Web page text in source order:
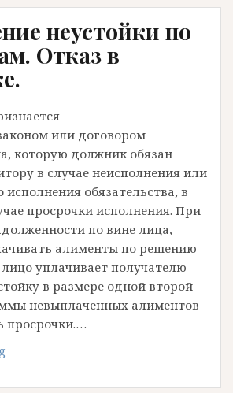
чтобы
они
засчитались
как
алименты
неустойки по
Отказ в
или договором
которую должник обязан
в случае неисполнения или
обязательства, в
просрочки исполнения. При
по вине лица,
алименты по решению
уплачивает получателю
в размере одной второй
невыплаченных алиментов
просрочки.…
по